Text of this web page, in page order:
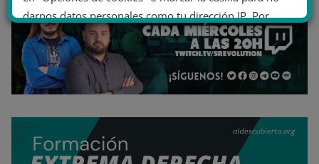
darnos datos personales como tu dirección IP. Por
último, puedes leer nuestra Política de cookies.
No dar mi información personal
Opciones de cookies Aceptar cookies
Rechazar cookies Política de cookies